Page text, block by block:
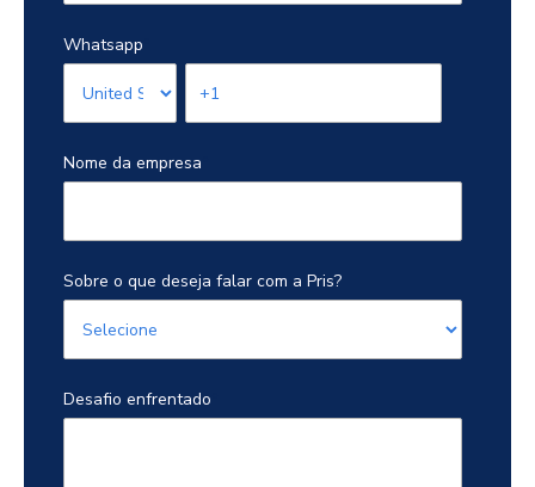
Whatsapp
Nome da empresa
Sobre o que deseja falar com a Pris?
Desafio enfrentado